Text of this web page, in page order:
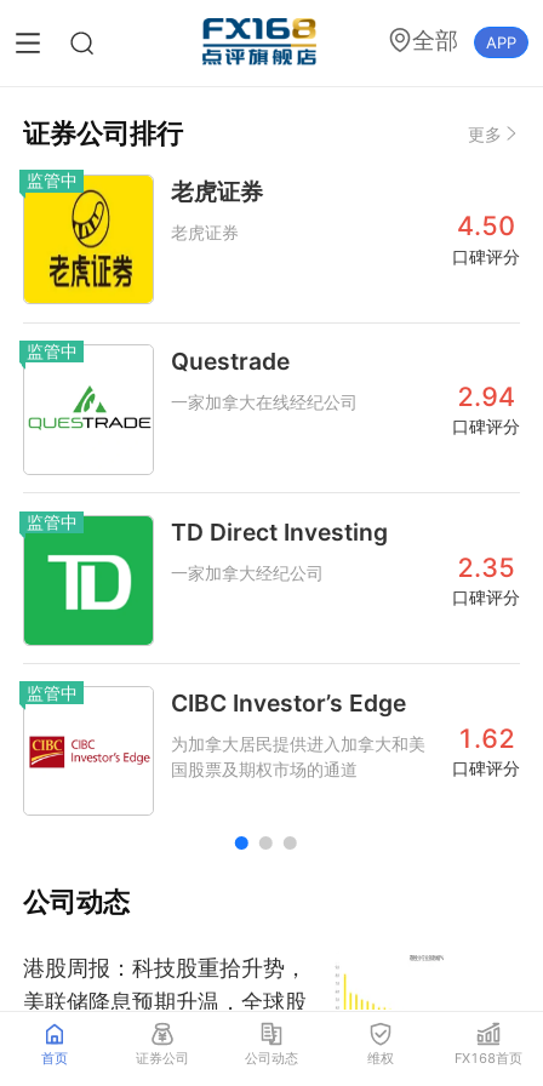
全部 APP
证券公司排行 更多
监管中 老虎证券
老虎证券 4.50
口碑评分
监管中 Questrade
一家加拿大在线经纪公司 2.94
口碑评分
监管中 TD Direct Investing
一家加拿大经纪公司 2.35
口碑评分
监管中 CIBC Investor’s Edge
为加拿大居民提供进入加拿大和美
国股票及期权市场的通道
1.62
口碑评分
公司动态
港股周报：科技股重拾升势，
美联储降息预期升温，全球股
市大反弹！
首页 证券公司 公司动态 维权 FX168首页